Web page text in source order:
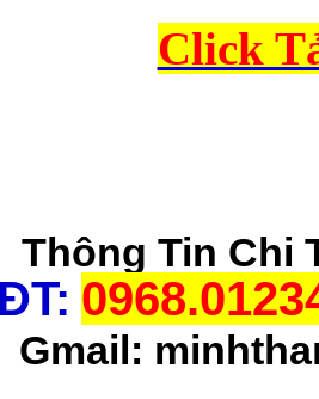
Click
Thông Tin Chi
Gmail: